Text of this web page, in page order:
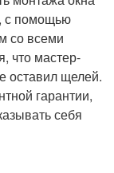
окна
с помощью
со всеми
что мастер-
оставил щелей.
гарантии,
себя